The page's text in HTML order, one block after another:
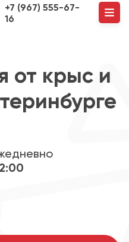
+7 (967) 555-67-
16
от крыс и